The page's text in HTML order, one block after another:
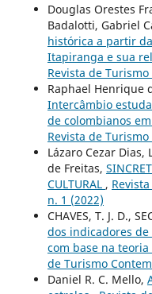
Douglas Orestes
Badalotti, Gabriel
histórica a partir
Itapiranga e sua
Revista de
Raphael Henrique
Intercâmbio
de colombianos
Revista de
Lázaro Cezar Dias,
de Freitas,
CULTURAL ,
n. 1 (2022)
CHAVES, T. J. D.,
dos indicadores
com base na
de Turismo
Daniel R. C. Mello,